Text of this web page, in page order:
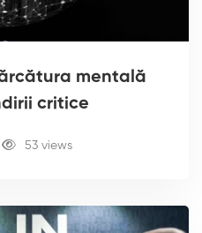
mentală
critice
53 views